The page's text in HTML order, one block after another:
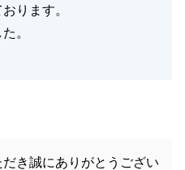
ります。
。
き誠にありがとうござい